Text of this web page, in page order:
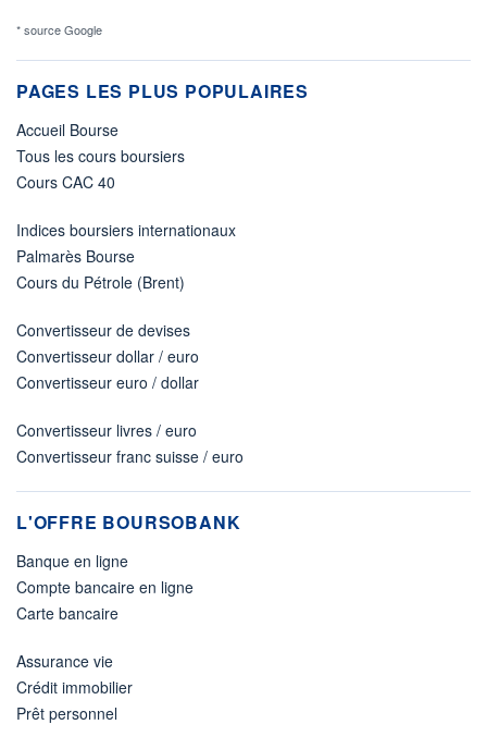
* source Google
PAGES LES PLUS POPULAIRES
Accueil Bourse
Tous les cours boursiers
Cours CAC 40
Indices boursiers internationaux
Palmarès Bourse
Cours du Pétrole (Brent)
Convertisseur de devises
Convertisseur dollar / euro
Convertisseur euro / dollar
Convertisseur livres / euro
Convertisseur franc suisse / euro
L'OFFRE BOURSOBANK
Banque en ligne
Compte bancaire en ligne
Carte bancaire
Assurance vie
Crédit immobilier
Prêt personnel